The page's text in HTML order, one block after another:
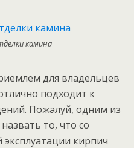
камина
для владельцев
подходит к
Пожалуй, одним из
то, что со
кирпич